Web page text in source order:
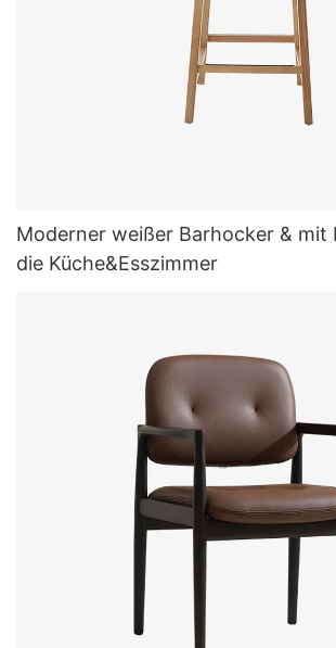
Moderner weißer Barhocker & mit
die Küche&Esszimmer